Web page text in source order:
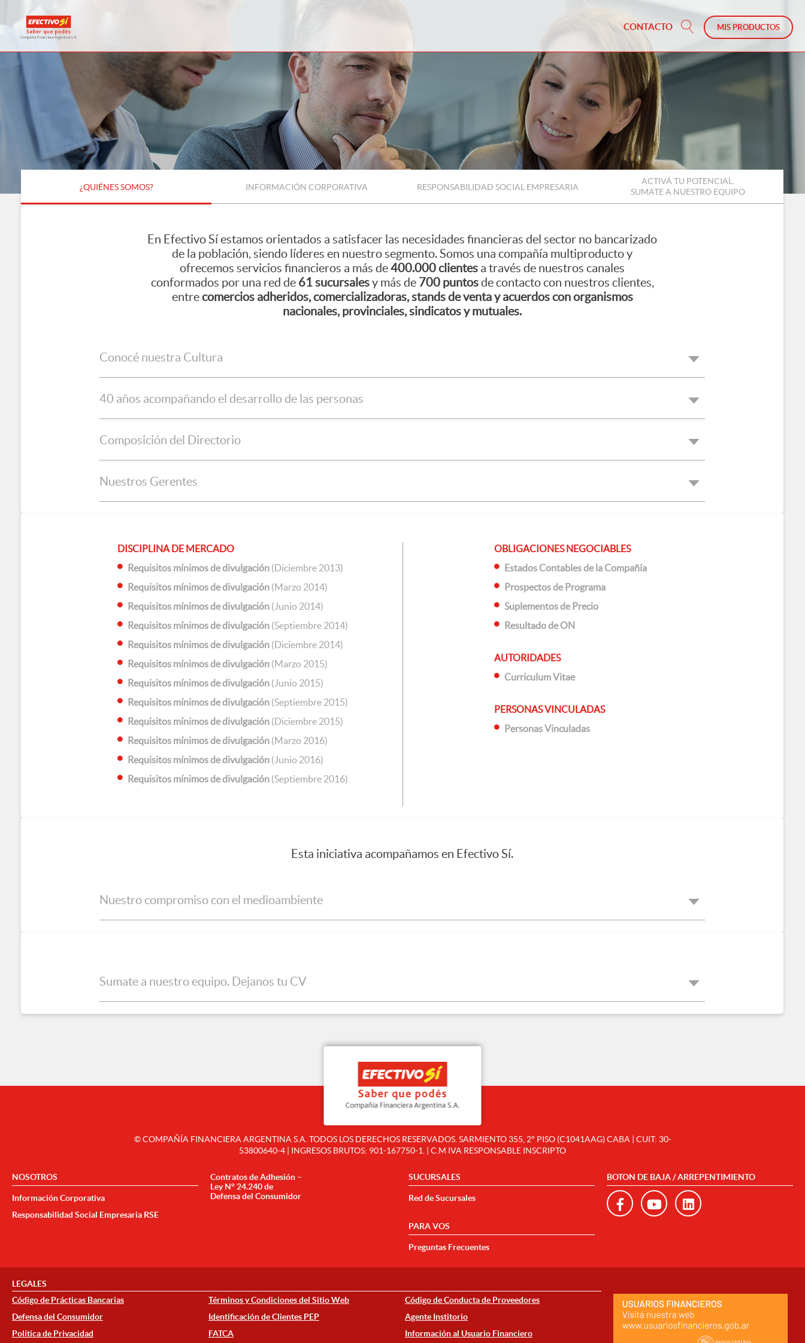
MIS PRODUCTOS
CONTACTO
¿QUIÉNES SOMOS? INFORMACIÓN CORPORATIVA RESPONSABILIDAD SOCIAL EMPRESARIA
ACTIVÁ TU POTENCIAL.
SUMATE A NUESTRO EQUIPO
En Efectivo Sí estamos orientados a satisfacer las necesidades financieras del sector no bancarizado
de la población, siendo líderes en nuestro segmento. Somos una compañía multiproducto y
ofrecemos servicios financieros a más de400.000 clientes a través de nuestros canales
conformados por una red de 61 sucursalesy más de 700 puntosde contacto con nuestros clientes,
entrecomercios adheridos, comercializadoras, stands de venta y acuerdos con organismos
nacionales, provinciales, sindicatos y mutuales.
Conocé nuestra Cultura
40 años acompañando el desarrollo de las personas
Composición del Directorio
Nuestros Gerentes
DISCIPLINA DE MERCADO
Requisitos mínimos de divulgación (Diciembre 2013)
Requisitos mínimos de divulgación (Marzo 2014)
Requisitos mínimos de divulgación (Junio 2014)
Requisitos mínimos de divulgación (Septiembre 2014)
Requisitos mínimos de divulgación (Diciembre 2014)
Requisitos mínimos de divulgación (Marzo 2015)
Requisitos mínimos de divulgación (Junio 2015)
Requisitos mínimos de divulgación (Septiembre 2015)
Requisitos mínimos de divulgación (Diciembre 2015)
Requisitos mínimos de divulgación (Marzo 2016)
Requisitos mínimos de divulgación (Junio 2016)
Requisitos mínimos de divulgación (Septiembre 2016)
OBLIGACIONES NEGOCIABLES
Estados Contables de la Compañía
Prospectos de Programa
Suplementos de Precio
Resultado de ON
AUTORIDADES
Curriculum Vitae
PERSONAS VINCULADAS
Personas Vinculadas
Esta iniciativa acompañamos en Efectivo Sí.
Nuestro compromiso con el medioambiente
Sumate a nuestro equipo. Dejanos tu CV
© COMPAÑÍA FINANCIERA ARGENTINA S.A. TODOS LOS DERECHOS RESERVADOS. SARMIENTO 355, 2° PISO (C1041AAG) CABA | CUIT: 30-
53800640-4 | INGRESOS BRUTOS: 901-167750-1. | C.M IVA RESPONSABLE INSCRIPTO
NOSOTROS
Información Corporativa
Responsabilidad Social Empresaria RSE
Contratos de Adhesión –
Ley N° 24.240 de
Defensa del Consumidor
SUCURSALES
Red de Sucursales
PARA VOS
Preguntas Frecuentes
BOTON DE BAJA / ARREPENTIMIENTO
LEGALES
Código de Prácticas Bancarias
Defensa del Consumidor
Política de Privacidad
Términos y Condiciones del Sitio Web
Identificación de Clientes PEP
FATCA
Código de Conducta de Proveedores
Agente Institorio
Información al Usuario Financiero